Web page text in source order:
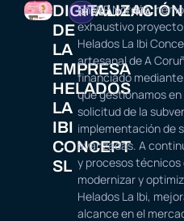
DIGITALIZACIÓN
DE
LA
EMPRESA
HELADOS
LA
IBI
CONCEPT
SL
HELADERÍA
En WP Nordés,
exhaustivo
Helados La Ibi
artesanal de A
financiado
que gestionamos
solicitud de la
implementación de
avanzadas. A
y procesos técnicos
modernizar y
Helados La Ibi,
alcance en el